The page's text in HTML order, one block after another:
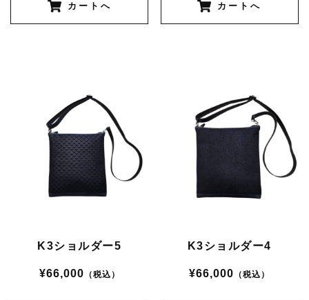
カートへ カートへ
K3ショルダー5
¥66,000 （税込）
K3ショルダー4
¥66,000 （税込）